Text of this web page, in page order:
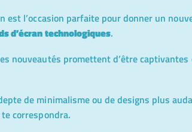
est l’occasion parfaite pour donner un
d’écran technologiques.
nouveautés promettent d’être
de minimalisme ou de designs plus
correspondra.